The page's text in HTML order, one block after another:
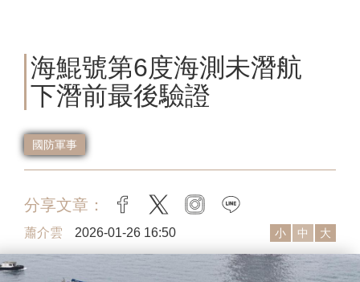
海鯤號第6度海測未潛航
下潛前最後驗證
國防軍事
分享文章： facebook
twitter instagram
蕭介雲 2026-01-26 16:50 小 中 大